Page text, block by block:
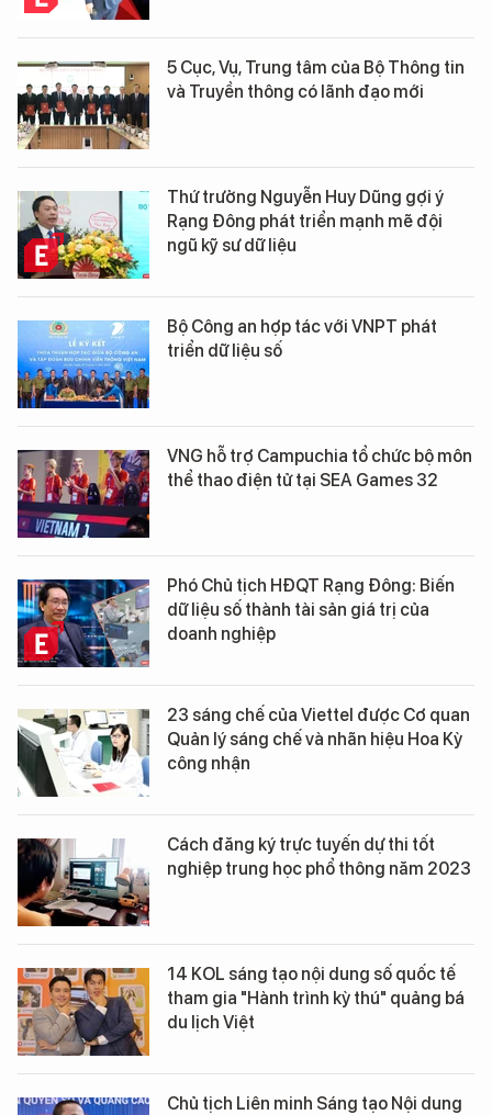
5 Cục, Vụ, Trung tâm của Bộ Thông tin
và Truyền thông có lãnh đạo mới
Thứ trưởng Nguyễn Huy Dũng gợi ý
Rạng Đông phát triển mạnh mẽ đội
ngũ kỹ sư dữ liệu
Bộ Công an hợp tác với VNPT phát
triển dữ liệu số
VNG hỗ trợ Campuchia tổ chức bộ môn
thể thao điện tử tại SEA Games 32
Phó Chủ tịch HĐQT Rạng Đông: Biến
dữ liệu số thành tài sản giá trị của
doanh nghiệp
23 sáng chế của Viettel được Cơ quan
Quản lý sáng chế và nhãn hiệu Hoa Kỳ
công nhận
Cách đăng ký trực tuyến dự thi tốt
nghiệp trung học phổ thông năm 2023
14 KOL sáng tạo nội dung số quốc tế
tham gia "Hành trình kỳ thú" quảng bá
du lịch Việt
Chủ tịch Liên minh Sáng tạo Nội dung